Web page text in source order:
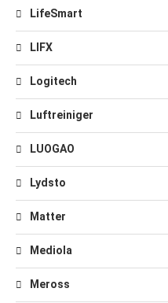
LifeSmart
LIFX
Logitech
Luftreiniger
LUOGAO
Lydsto
Matter
Mediola
Meross